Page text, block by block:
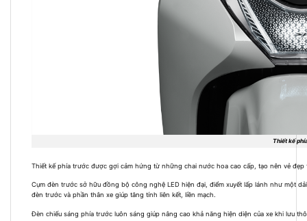
Thiết kế
Thiết kế phía trước được gợi cảm hứng từ những chai nước hoa cao cấp, tạo nên vẻ
Cụm đèn trước sở hữu đồng bộ công nghệ LED hiện đại, điểm xuyết lấp lánh như một
đèn trước và phần thân xe giúp tăng tính liên kết, liền mạch.
Đèn chiếu sáng phía trước luôn sáng giúp nâng cao khả năng hiện diện của xe khi lưu